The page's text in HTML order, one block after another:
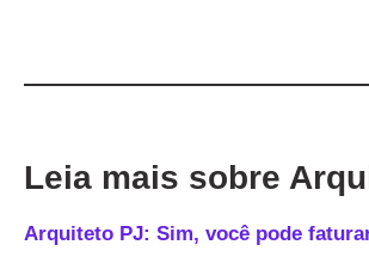
Leia mais sobre
Arquiteto PJ: Sim, você pode